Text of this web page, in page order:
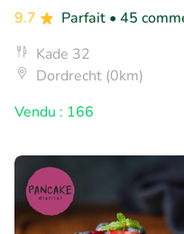
9.7 Parfait • 45
Kade 32
Dordrecht (0km)
Vendu : 166